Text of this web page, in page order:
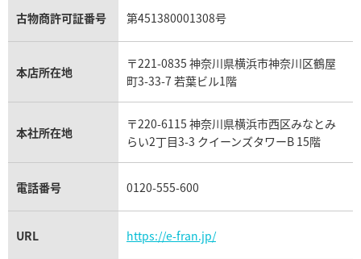
※2025年1月9日時点の参考買
アクアマリン買取
オメガ買取
カルティエ買取
フランク ミュラー買取
リシャール・ミル買取
パネライ買取
チューダー（チュードル）買取
プラダ買取
モーブッサン買取
古物商許可証番号 第451380001308号
本店所在地
〒221-0835 神奈川県横浜市神奈川区鶴屋
町3-33-7 若葉ビル1階
本社所在地
〒220-6115 神奈川県横浜市西区みなとみ
らい2丁目3-3 クイーンズタワーB 15階
電話番号 0120-555-600
URL https://e-fran.jp/